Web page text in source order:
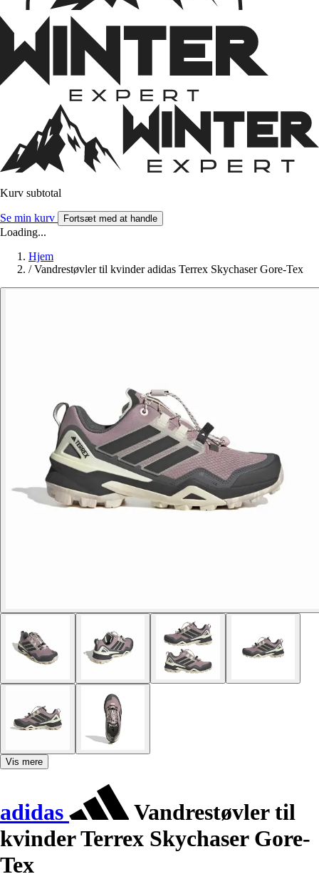
Kurv subtotal
Se min kurv Fortsæt med at handle
Loading...
Hjem
/ Vandrestøvler til kvinder adidas Terrex Skychaser Gore-Tex
Vis mere
adidas
Vandrestøvler til
kvinder Terrex Skychaser Gore-
Tex